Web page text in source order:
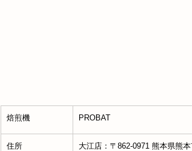
焙煎機 PROBAT
住所
大江店：〒862-0971 熊本県熊本